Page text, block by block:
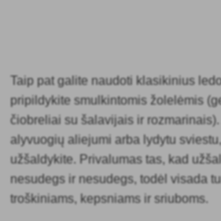
Taip pat galite naudoti klasikinius
pripildykite smulkintomis žolelėmis
čiobreliai su šalavijais ir
alyvuogių aliejumi arba lydytu
užšaldykite. Privalumas tas, kad
nesudegs ir nesudegs, todėl visada
troškiniams, kepsniams ir sriuboms.